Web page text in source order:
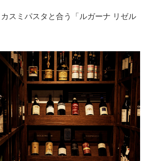
スミパスタと合う「ルガーナ リゼル